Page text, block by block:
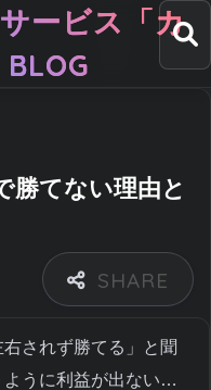
ービス「カ
勝てない理由と
されず勝てる」と聞
ように利益が出ない…